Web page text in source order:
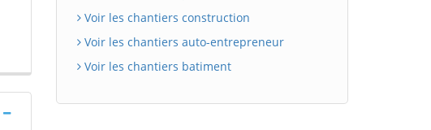
Voir les chantiers construction
Voir les chantiers auto-entrepreneur
Voir les chantiers batiment